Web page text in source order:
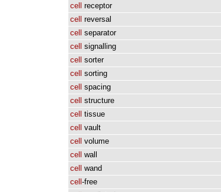
cell receptor
cell
reversal
cell
separator
cell
signalling
cell
sorter
cell
sorting
cell
spacing
cell
structure
cell
tissue
cell
vault
cell
volume
cell
wall
cell
wand
cell -free